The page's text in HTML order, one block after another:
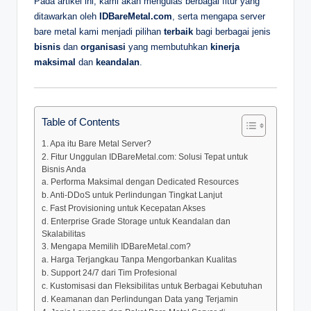
ditawarkan oleh
IDBareMetal.com , serta mengapa server
bare metal kami menjadi pilihan terbaik bagi berbagai jenis
bisnis dan organisasi yang membutuhkan kinerja
maksimal dan keandalan
Table of Contents
1. Apa itu Bare Metal Server?
2. Fitur Unggulan IDBareMetal.com: Solusi Tepat untuk
Bisnis Anda
a. Performa Maksimal dengan Dedicated Resources
b. Anti-DDoS untuk Perlindungan Tingkat Lanjut
c. Fast Provisioning untuk Kecepatan Akses
d. Enterprise Grade Storage untuk Keandalan dan
Skalabilitas
3. Mengapa Memilih IDBareMetal.com?
a. Harga Terjangkau Tanpa Mengorbankan Kualitas
b. Support 24/7 dari Tim Profesional
c. Kustomisasi dan Fleksibilitas untuk Berbagai Kebutuhan
d. Keamanan dan Perlindungan Data yang Terjamin